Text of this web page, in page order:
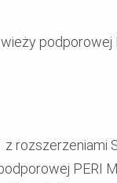
rozszerzeniami
PERI